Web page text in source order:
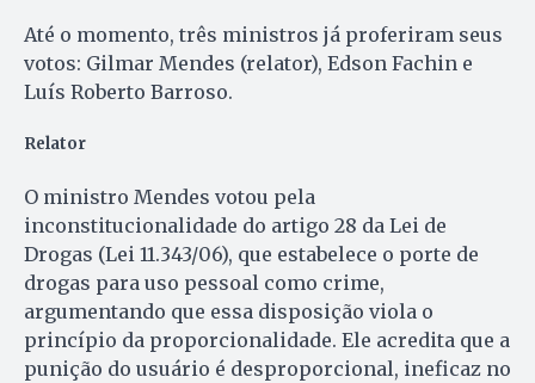
Até o momento, três ministros já proferiram seus
votos: Gilmar Mendes (relator), Edson Fachin e
Luís Roberto Barroso.
Relator
O ministro Mendes votou pela
inconstitucionalidade do artigo 28 da Lei de
Drogas (Lei 11.343/06), que estabelece o porte de
drogas para uso pessoal como crime,
argumentando que essa disposição viola o
princípio da proporcionalidade. Ele acredita que a
punição do usuário é desproporcional, ineficaz no